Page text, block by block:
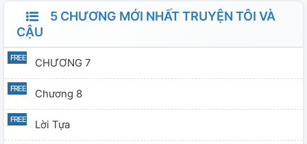
5 CHƯƠNG MỚI NHẤT TRUYỆN TÔI VÀ
CẬU
CHƯƠNG 7
Chương 8
Lời Tựa